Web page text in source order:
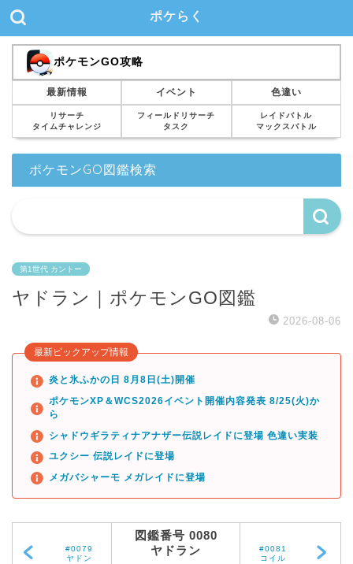
ポケらく
ポケモンGO攻略
最新情報 イベント 色違い
リサーチ
タイムチャレンジ
フィールドリサーチ
タスク
レイドバトル
マックスバトル
ポケモンGO図鑑検索
第1世代 カントー
ヤドラン｜ポケモンGO図鑑
2026-08-06
最新ピックアップ情報
炎と氷ふかの日 8月8日(土)開催
ポケモンXP＆WCS2026イベント開催内容発表 8/25(火)か
ら
シャドウギラティナアナザー伝説レイドに登場 色違い実装
ユクシー 伝説レイドに登場
メガバシャーモ メガレイドに登場
#0079
ヤドン
図鑑番号 0080
ヤドラン
#0081
コイル